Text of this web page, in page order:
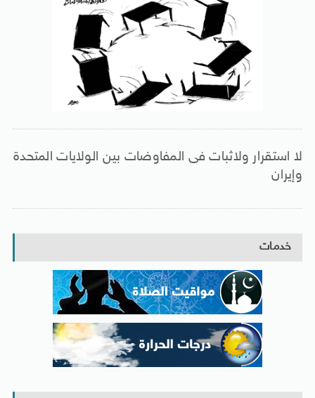
لا استقرار ولاثبات فى المفاوضات بين الولايات المتحدة
وإيران
خدمات